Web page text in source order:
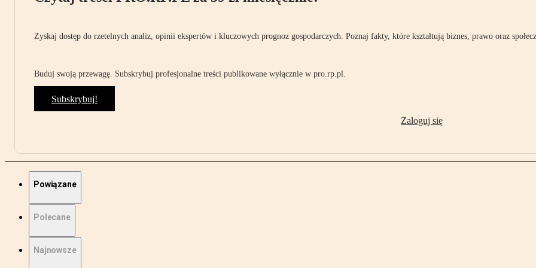
Zyskaj dostęp do rzetelnych analiz, opinii ekspertów i kluczowych prognoz gospodarczych. Poznaj fakty, które kształtują biznes, prawo oraz
Buduj swoją przewagę. Subskrybuj profesjonalne treści publikowane wyłącznie w pro.rp.pl.
Subskrybuj!
Zaloguj się
Powiązane
Polecane
Najnowsze